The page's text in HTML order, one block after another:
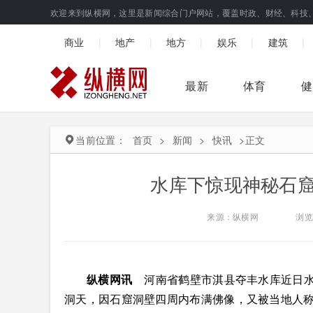
欢迎来到纵横网，这里是新闻综合门户网站，覆盖时政、财经、科
商业 地产 地方 娱乐 建筑
最新 体育
当前位置： 首页 > 新闻 > 快讯 >正文
水库下惊现神秘石
来源：纵横网 浏
纵横网讯
河南省鹤壁市淇县夺丰水库近日
洞天，因石窟洞壁四周内布满佛像，又被当地人